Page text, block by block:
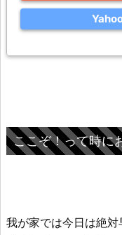
ここぞ！って時に
我が家では今日は絶